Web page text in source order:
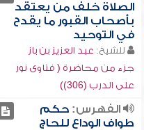
الصلاة خلف من يعتقد
بأصحاب القبور ما يقدح
في التوحيد
للشيخ: عبد العزيز بن باز
جزء من محاضرة ( فتاوى نور
على الدرب (306))
الفهرس:حكم
طواف الوداع للحاج